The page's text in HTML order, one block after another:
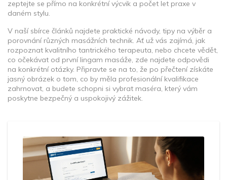
zeptejte se přímo na konkrétní výcvik a počet let praxe v
daném stylu.
V naší sbírce článků najdete praktické návody, tipy na výběr a
porovnání různých masážních technik. Ať už vás zajímá, jak
rozpoznat kvalitního tantrického terapeuta, nebo chcete vědět,
co očekávat od první lingam masáže, zde najdete odpovědi
na konkrétní otázky. Připravte se na to, že po přečtení získáte
jasný obrázek o tom, co by měla profesionální kvalifikace
zahrnovat, a budete schopni si vybrat maséra, který vám
poskytne bezpečný a uspokojivý zážitek.